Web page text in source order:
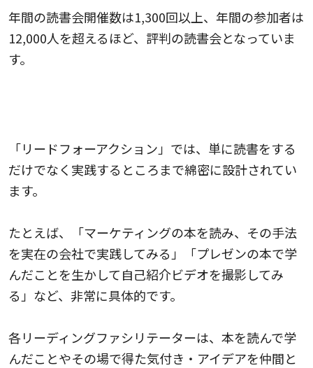
年間の読書会開催数は1,300回以上、年間の参加者は
12,000人を超えるほど、評判の読書会となっていま
す。
「リードフォーアクション」では、単に読書をする
だけでなく実践するところまで綿密に設計されてい
ます。
たとえば、「マーケティングの本を読み、その手法
を実在の会社で実践してみる」「プレゼンの本で学
んだことを生かして自己紹介ビデオを撮影してみ
る」など、非常に具体的です。
各リーディングファシリテーターは、本を読んで学
んだことやその場で得た気付き・アイデアを仲間と